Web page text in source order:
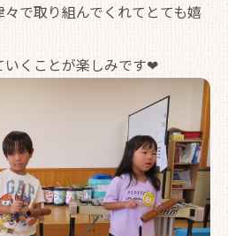
で取り組んでくれてとても嬉
いくことが楽しみです❤